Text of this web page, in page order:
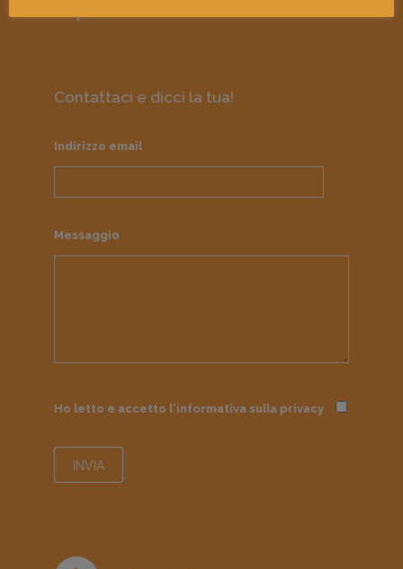
Contattaci e dicci la tua!
Indirizzo email
Messaggio
Ho letto e accetto l'informativa sulla privacy